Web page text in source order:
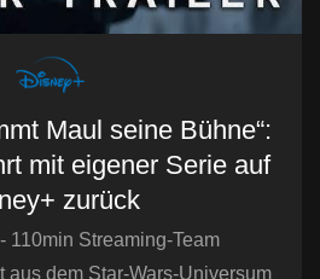
Maul seine Bühne“:
mit eigener Serie auf
zurück
110min Streaming-Team
aus dem Star-Wars-Universum